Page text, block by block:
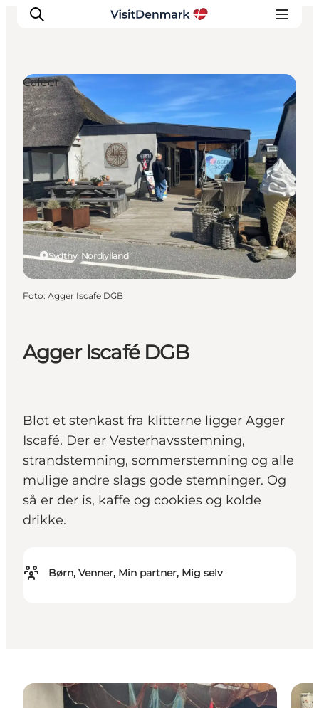
Inspiration
Destinationer
Oplevelser
Overnatning
Planlæg ferien
Agger Iscafé DGB
Blot et stenkast fra klitterne ligger Agger
Iscafé. Der er Vesterhavsstemning,
strandstemning, sommerstemning og alle
mulige andre slags gode stemninger. Og
så er der is, kaffe og cookies og kolde
drikke.
Børn, Venner, Min partner, Mig selv
Sydthy, Nordjylland
Cafeer
Foto: Agger Iscafe DGB